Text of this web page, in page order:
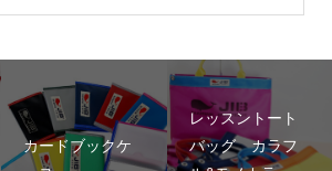
カードブックケ
レッスントート
バッグ カラフ